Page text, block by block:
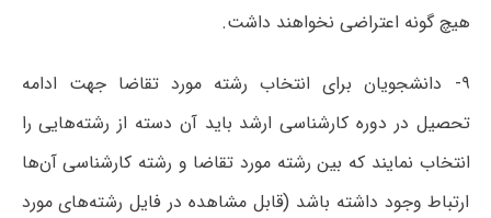
هیچ گونه اعتراضی نخواهند داشت.
۹- دانشجویان برای انتخاب رشته مورد تقاضا جهت ادامه
تحصیل در دوره کارشناسی ارشد باید آن دسته از رشته‌هایی را
انتخاب نمایند که بین رشته مورد تقاضا و رشته کارشناسی آن‌ها
ارتباط وجود داشته باشد (قابل مشاهده در فایل رشته‌های مورد